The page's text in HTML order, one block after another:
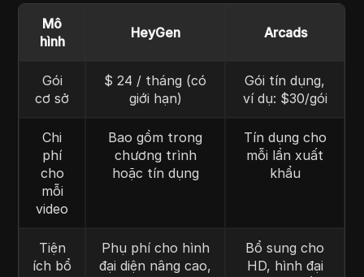
Mô
hình
HeyGen Arcads
Gói
cơ sở
$ 24 / tháng (có
giới hạn)
Gói tín dụng,
ví dụ: $30/gói
Chi
phí
cho
mỗi
video
Bao gồm trong
chương trình
hoặc tín dụng
Tín dụng cho
mỗi lần xuất
khẩu
Tiện
ích bổ
Phụ phí cho hình
đại diện nâng cao,
Bổ sung cho
HD, hình đại